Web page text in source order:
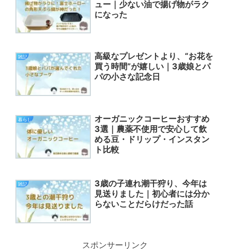
ュー｜少ない油で揚げ物がラク
になった
雑記
高級なプレゼントより、“お花を
買う時間”が嬉しい｜3歳娘とパ
パの小さな記念日
暮らし
オーガニックコーヒーおすすめ
3選｜農薬不使用で安心して飲
める豆・ドリップ・インスタン
ト比較
雑記
3歳の子連れ潮干狩り、今年は
見送りました｜初心者には分か
らないことだらけだった話
スポンサーリンク